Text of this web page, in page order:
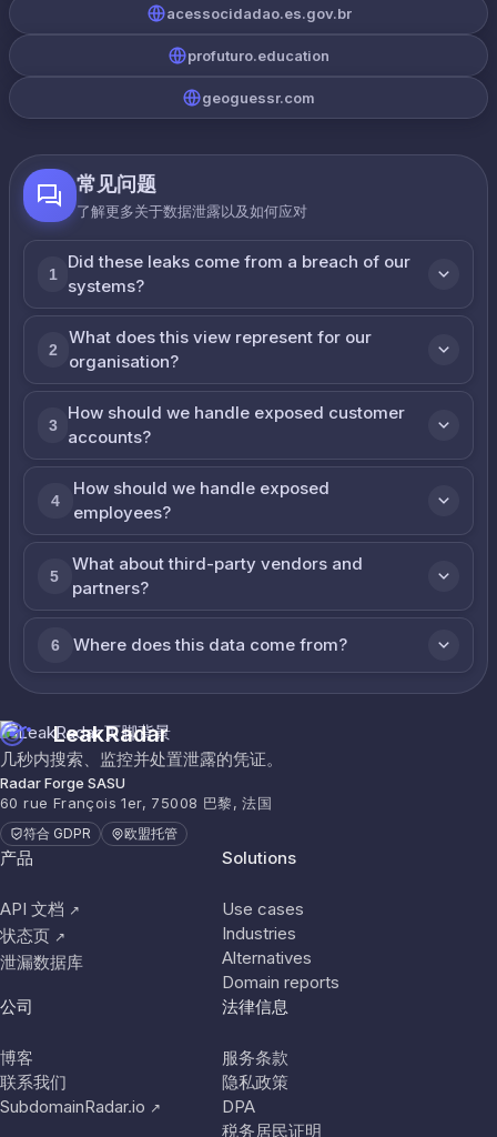
acessocidadao.es.gov.br
profuturo.education
geoguessr.com
常见问题
了解更多关于数据泄露以及如何应对
1
Did these leaks come from a breach of our
systems?
2
What does this view represent for our
organisation?
3
How should we handle exposed customer
accounts?
4
How should we handle exposed
employees?
5
What about third-party vendors and
partners?
6 Where does this data come from?
LeakRadar
几秒内搜索、监控并处置泄露的凭证。
Radar Forge SASU
60 rue François 1er, 75008 巴黎, 法国
符合 GDPR 欧盟托管
产品
API 文档 ↗
状态页 ↗
泄漏数据库
Solutions
Use cases
Industries
Alternatives
Domain reports
公司
博客
联系我们
SubdomainRadar.io ↗
法律信息
服务条款
隐私政策
DPA
税务居民证明